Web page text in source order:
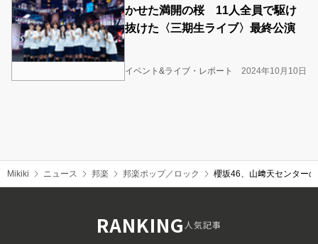
かせた満開の桜 11人全員で駆け
抜けた〈三期生ライブ〉最終公演
イベント&ライブ・レポート 2024年10月10日
Mikiki ニュース 邦楽 邦楽ポップ／ロック 櫻坂46、山﨑天センター
RANKING人気記事